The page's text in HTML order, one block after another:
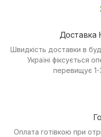
Швидкість доставки в
Україні фіксується
перевищує 1-
Оплата готівкою при